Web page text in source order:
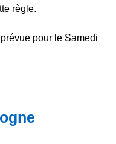
règle.
pour le Samedi